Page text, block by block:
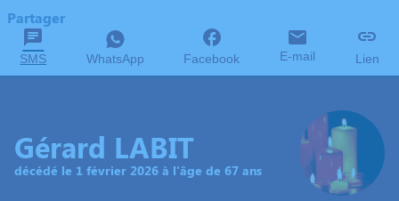
Partager
SMS WhatsApp Facebook E-mail Lien
Gérard LABIT
décédé le 1 février 2026 à l'âge de 67 ans